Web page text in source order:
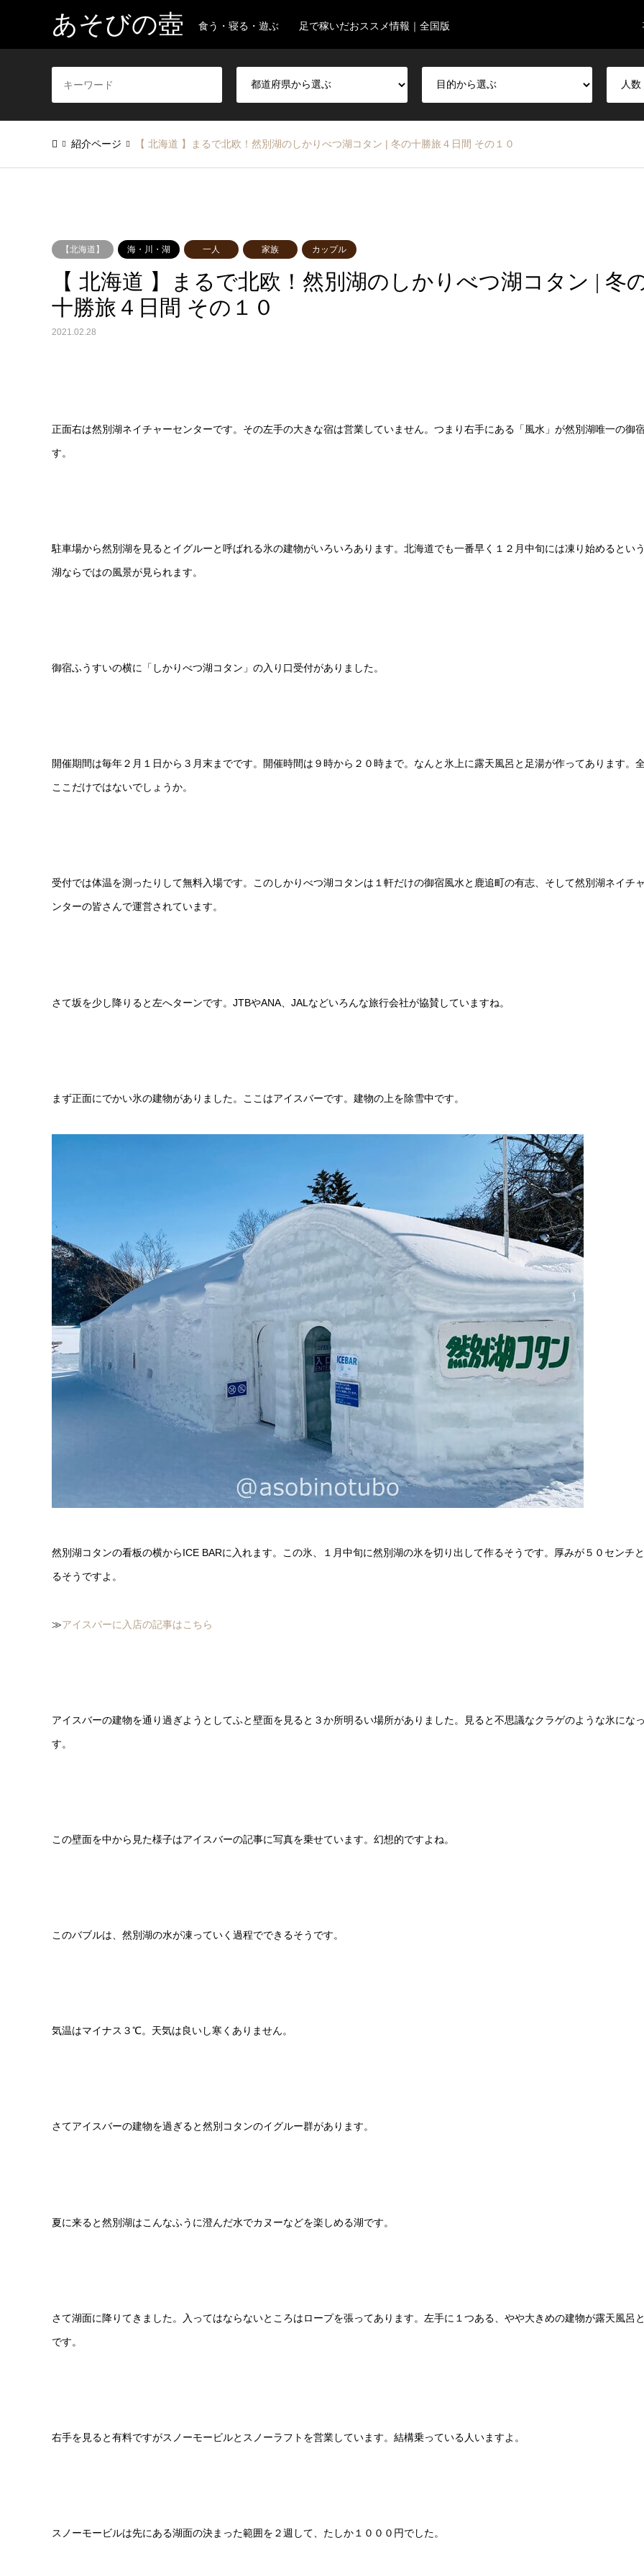
あそびの壺 食う・寝る・遊ぶ 足で稼いだおススメ情報｜全国版
紹介ページ 【 北海道 】まるで北欧！然別湖のしかりべつ湖コタン | 冬の十勝旅４日間 その１０
【北海道】 海・川・湖 一人 家族 カップル
【 北海道 】まるで北欧！然別湖のしかりべつ湖コタン | 冬
十勝旅４日間 その１０
2021.02.28
正面右は然別湖ネイチャーセンターです。その左手の大きな宿は営業していません。つまり右手にある「風水」が然別湖唯一の御
す。
駐車場から然別湖を見るとイグルーと呼ばれる氷の建物がいろいろあります。北海道でも一番早く１２月中旬には凍り始めるとい
湖ならではの風景が見られます。
御宿ふうすいの横に「しかりべつ湖コタン」の入り口受付がありました。
開催期間は毎年２月１日から３月末までです。開催時間は９時から２０時まで。なんと氷上に露天風呂と足湯が作ってあります。
ここだけではないでしょうか。
受付では体温を測ったりして無料入場です。このしかりべつ湖コタンは１軒だけの御宿風水と鹿追町の有志、そして然別湖ネイチ
ンターの皆さんで運営されています。
さて坂を少し降りると左へターンです。JTBやANA、JALなどいろんな旅行会社が協賛していますね。
まず正面にでかい氷の建物がありました。ここはアイスバーです。建物の上を除雪中です。
然別湖コタンの看板の横からICE BARに入れます。この氷、１月中旬に然別湖の氷を切り出して作るそうです。厚みが５０センチ
るそうですよ。
≫アイスバーに入店の記事はこちら
アイスバーの建物を通り過ぎようとしてふと壁面を見ると３か所明るい場所がありました。見ると不思議なクラゲのような氷にな
す。
この壁面を中から見た様子はアイスバーの記事に写真を乗せています。幻想的ですよね。
このバブルは、然別湖の水が凍っていく過程でできるそうです。
気温はマイナス３℃。天気は良いし寒くありません。
さてアイスバーの建物を過ぎると然別コタンのイグルー群があります。
夏に来ると然別湖はこんなふうに澄んだ水でカヌーなどを楽しめる湖です。
さて湖面に降りてきました。入ってはならないところはロープを張ってあります。左手に１つある、やや大きめの建物が露天風呂
です。
右手を見ると有料ですがスノーモービルとスノーラフトを営業しています。結構乗っている人いますよ。
スノーモービルは先にある湖面の決まった範囲を２週して、たしか１０００円でした。